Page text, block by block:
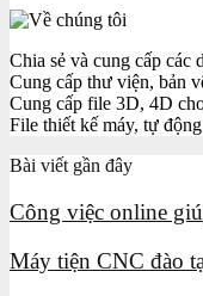
Chia sẻ và cung cấp
Cung cấp thư viện, bản
Cung cấp file 3D, 4D
File thiết kế máy, tự động
Bài viết gần đây
Công việc online
Máy tiện CNC đào